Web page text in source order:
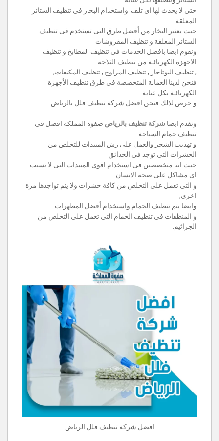
حتى لا يحدث لها اى تلف واستخدام البخار فى تنظيف الستائر
المعلقة
حيث يعتبر البخار من أفضل طرق التى تستخدم فى تنظيف
الستائر المعلقة و تنظيف المفروشات
ونقوم ايضا بافضل الخدمات فى تنظيف المطابخ و تنظيف
الاجهزة الكهربائية من تنظيف الثلاجة
, تنظيف البوتاجاز , تنظيف المراوح , تنظيف المكيفات,
فنحن لدينا العمالة المتخصصة فى طرق تنظيف الأجهزة
الكهربائية بكل عناية
و حرص لذلك فنحن افضل شركة تنظيف فلل بالرياض.
وتقدم ايضا شركة تنظيف بالرياض صفوة المملكة افضل فى
تنظيف حمام السباحة
و تهذيب الشجر والعمل على رش المبيدات للتخلص من
الحشرات التى توجد فى الحدائق
حيث اننا متخصصين فى استخدام اقوى المبيدات التى لا تسبب
اى مشاكل على صحة الانسان
و التى تعمل على التخلص من كافة حشرات ولا يتم تواجدها مرة
اخرى,
وايضا يتم تنظيف الحمام واستخدام أفضل المطهرات
و المنظفات فى تنظيف الحمام التي تعمل على التخلص من
الجراثيم.
افضل شركة تنظيف فلل الرياض